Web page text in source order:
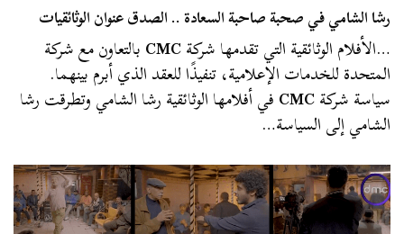
رشا الشامي في صحبة صاحبة السعادة .. الصدق عنوان الوثائقيات
…الأفلام الوثائقية التي تقدمها شركةCMCبالتعاون مع شركة
المتحدة للخدمات الإعلامية، تنفيذًا للعقد الذي أبرم بينهما.
سياسة شركةCMCفي أفلامها الوثائقية رشا الشامي وتطرقت رشا
الشامي إلى السياسة…